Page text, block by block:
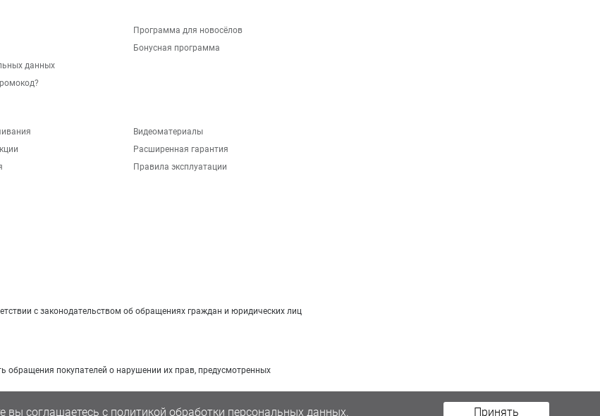
данных
Программа для новосёлов
Бонусная программа
Видеоматериалы
Расширенная гарантия
Правила эксплуатации
с законодательством об обращениях граждан и юридических лиц
обращения покупателей о нарушении их прав, предусмотренных
вы соглашаетесь с политикой обработки персональных данных. Принять